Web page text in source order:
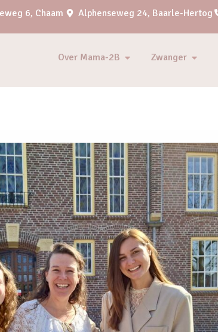
6, Chaam Alphenseweg 24, Baarle-Hertog
Over Mama-2B Zwanger